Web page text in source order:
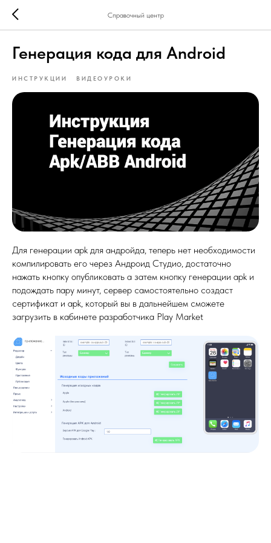
Справочный центр
Генерация кода для Android
ИНСТРУКЦИИ ВИДЕОУРОКИ
Для генерации apk для андройда, теперь нет необходимости
компилировать его через Андроид Студио, достаточно
нажать кнопку опубликовать а затем кнопку генерации apk и
подождать пару минут, сервер самостоятельно создаст
сертификат и apk, который вы в дальнейшем сможете
загрузить в кабинете разработчика Play Market